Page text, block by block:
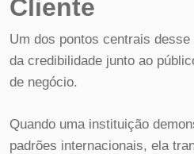
Cliente
Um dos pontos centrais
da credibilidade junto ao
de negócio.
Quando uma instituição
padrões internacionais, ela